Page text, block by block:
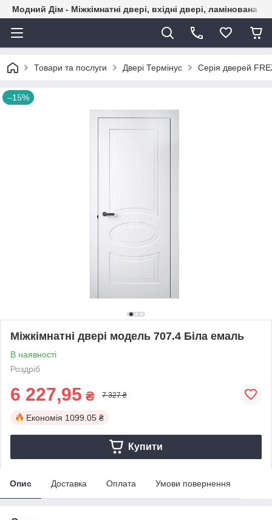
Модний Дім - Міжкімнатні двері, вхідні двері, ламінована
Товари та послуги Двері Термінус Серія дверей
–15%
Міжкімнатні двері модель 707.4 Біла емаль
В наявності
Роздріб
6 227,95 ₴ 7 327 ₴
Економія 1099.05 ₴
Купити
Опис Доставка Оплата Умови повернення